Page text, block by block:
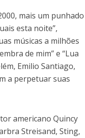
mais um punhado
esta noite”,
músicas a milhões
de mim” e “Lua
Emilio Santiago,
a perpetuar suas
americano Quincy
Streisand, Sting,